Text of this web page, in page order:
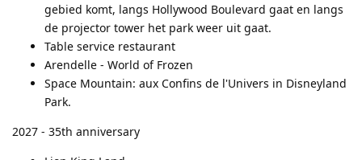
gebied komt, langs Hollywood Boulevard gaat en langs
de projector tower het park weer uit gaat.
Table service restaurant
Arendelle - World of Frozen
Space Mountain: aux Confins de l'Univers in Disneyland
Park.
2027 - 35th anniversary